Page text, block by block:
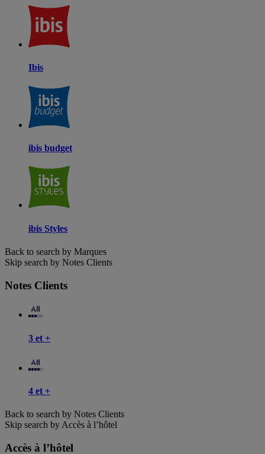
Ibis
ibis budget
ibis Styles
Back to search by Marques
Skip search by Notes Clients
Notes Clients
3 et +
4 et +
Back to search by Notes Clients
Skip search by Accès à l’hôtel
Accès à l’hôtel